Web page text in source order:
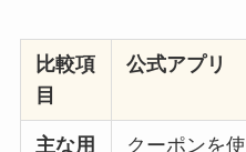
比較項
目
公式アプリ
主な用 クーポンを使